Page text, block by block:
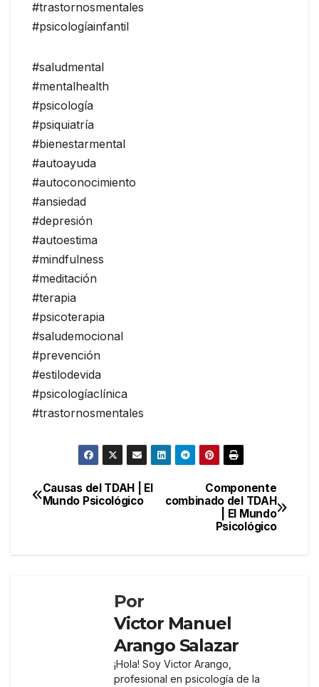
#trastornosmentales
#psicologíainfantil
#saludmental
#mentalhealth
#psicología
#psiquiatría
#bienestarmental
#autoayuda
#autoconocimiento
#ansiedad
#depresión
#autoestima
#mindfulness
#meditación
#terapia
#psicoterapia
#saludemocional
#prevención
#estilodevida
#psicologíaclínica
#trastornosmentales
Navegación
de
Componente
combinado del TDAH
| El Mundo
Psicológico
Causas del TDAH | El
Mundo Psicológico
Por
Victor Manuel
Arango Salazar
¡Hola! Soy Victor Arango,
profesional en psicología de la